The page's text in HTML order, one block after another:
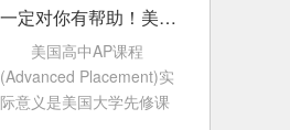
一定对你有帮助！美国高中AP课程常见问题！
美国高中AP课程
(Advanced Placement)实
际意义是美国大学先修课